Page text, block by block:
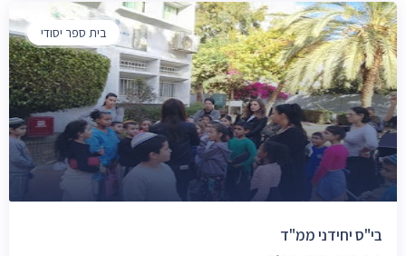
בית ספר יסודי
בי"ס יחידני ממ"ד